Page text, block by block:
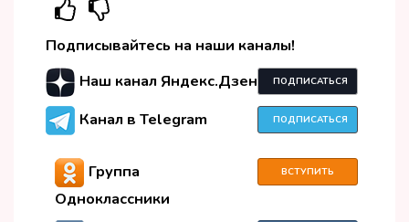
Подписывайтесь на наши каналы!
Наш канал Яндекс.Дзен
ПОДПИСАТЬСЯ
Канал в Telegram ПОДПИСАТЬСЯ
Группа
Одноклассники
ВСТУПИТЬ